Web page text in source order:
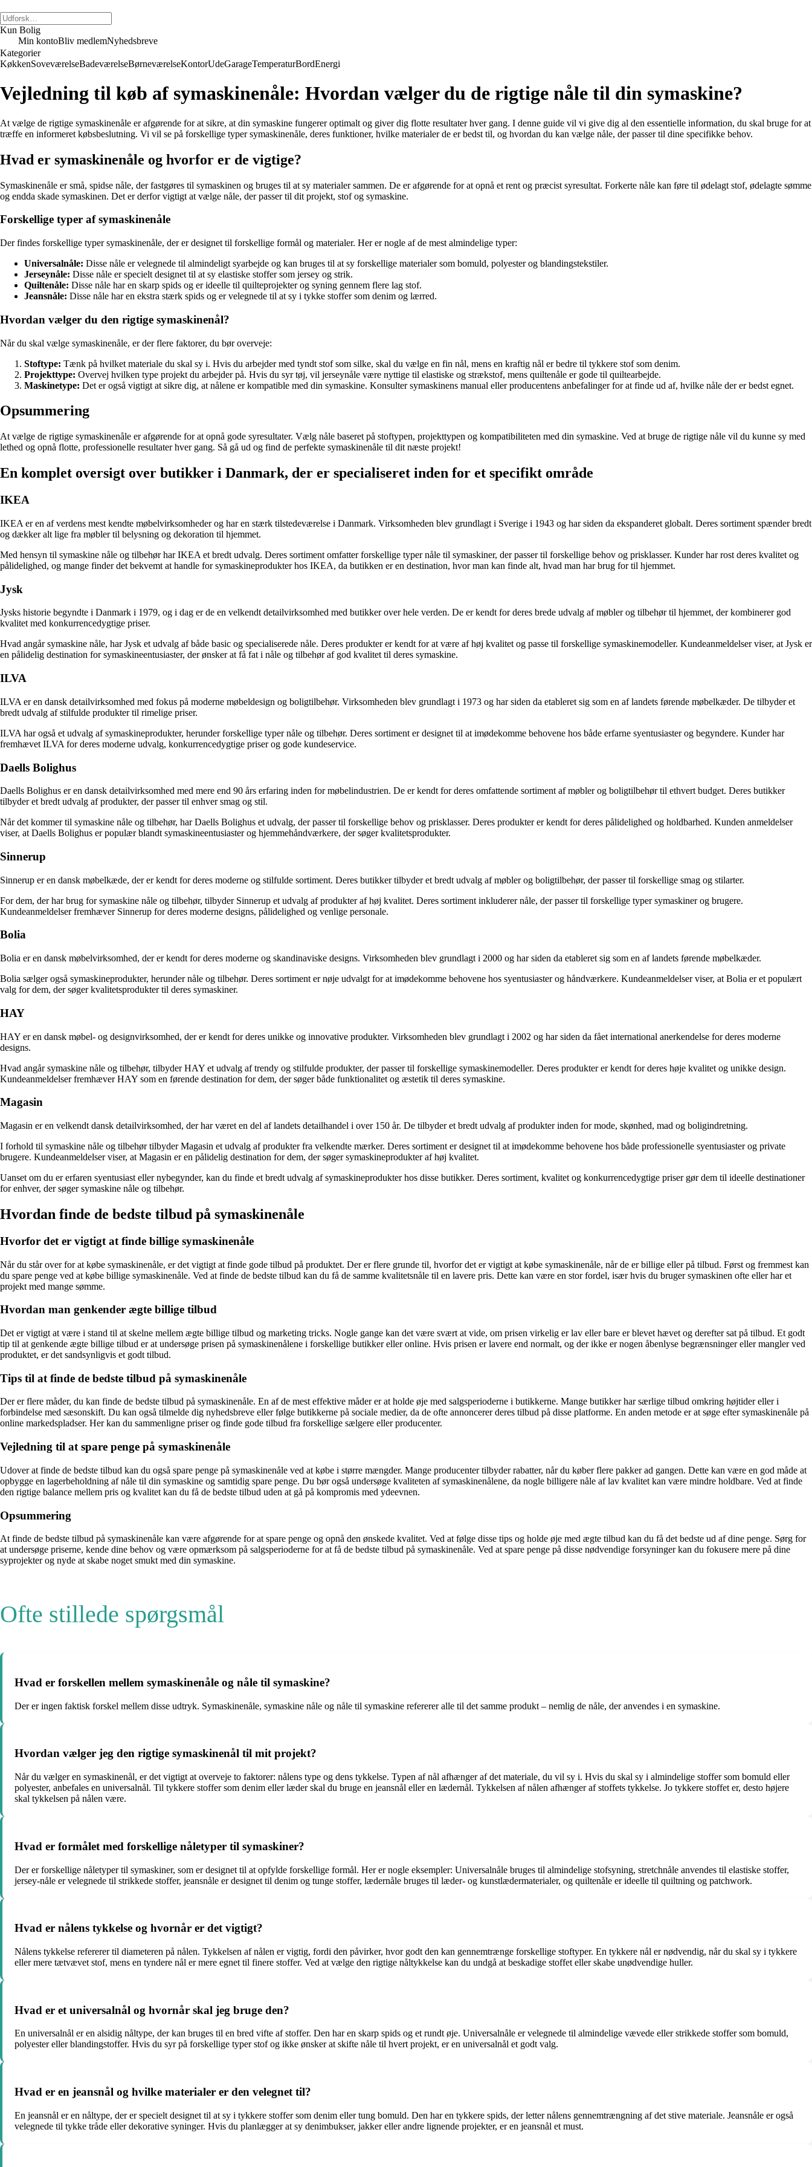
Kun Bolig
Min kontoBliv medlemNyhedsbreve
Kategorier
KøkkenSoveværelseBadeværelseBørneværelseKontorUdeGarageTemperaturBordEnergi
Vejledning til køb af symaskinenåle: Hvordan vælger du de rigtige nåle til din symaskine?
At vælge de rigtige symaskinenåle er afgørende for at sikre, at din symaskine fungerer optimalt og giver dig flotte resultater hver gang. I denne guide vil vi give dig al den essentielle information, du skal bruge for at
træffe en informeret købsbeslutning. Vi vil se på forskellige typer symaskinenåle, deres funktioner, hvilke materialer de er bedst til, og hvordan du kan vælge nåle, der passer til dine specifikke behov.
Hvad er symaskinenåle og hvorfor er de vigtige?
Symaskinenåle er små, spidse nåle, der fastgøres til symaskinen og bruges til at sy materialer sammen. De er afgørende for at opnå et rent og præcist syresultat. Forkerte nåle kan føre til ødelagt stof, ødelagte sømme
og endda skade symaskinen. Det er derfor vigtigt at vælge nåle, der passer til dit projekt, stof og symaskine.
Forskellige typer af symaskinenåle
Der findes forskellige typer symaskinenåle, der er designet til forskellige formål og materialer. Her er nogle af de mest almindelige typer:
Universalnåle: Disse nåle er velegnede til almindeligt syarbejde og kan bruges til at sy forskellige materialer som bomuld, polyester og blandingstekstiler.
Jerseynåle: Disse nåle er specielt designet til at sy elastiske stoffer som jersey og strik.
Quiltenåle: Disse nåle har en skarp spids og er ideelle til quilteprojekter og syning gennem flere lag stof.
Jeansnåle: Disse nåle har en ekstra stærk spids og er velegnede til at sy i tykke stoffer som denim og lærred.
Hvordan vælger du den rigtige symaskinenål?
Når du skal vælge symaskinenåle, er der flere faktorer, du bør overveje:
Stoftype: Tænk på hvilket materiale du skal sy i. Hvis du arbejder med tyndt stof som silke, skal du vælge en fin nål, mens en kraftig nål er bedre til tykkere stof som denim.
Projekttype: Overvej hvilken type projekt du arbejder på. Hvis du syr tøj, vil jerseynåle være nyttige til elastiske og strækstof, mens quiltenåle er gode til quiltearbejde.
Maskinetype: Det er også vigtigt at sikre dig, at nålene er kompatible med din symaskine. Konsulter symaskinens manual eller producentens anbefalinger for at finde ud af, hvilke nåle der er bedst egnet.
Opsummering
At vælge de rigtige symaskinenåle er afgørende for at opnå gode syresultater. Vælg nåle baseret på stoftypen, projekttypen og kompatibiliteten med din symaskine. Ved at bruge de rigtige nåle vil du kunne sy med
lethed og opnå flotte, professionelle resultater hver gang. Så gå ud og find de perfekte symaskinenåle til dit næste projekt!
En komplet oversigt over butikker i Danmark, der er specialiseret inden for et specifikt område
IKEA
IKEA er en af verdens mest kendte møbelvirksomheder og har en stærk tilstedeværelse i Danmark. Virksomheden blev grundlagt i Sverige i 1943 og har siden da ekspanderet globalt. Deres sortiment spænder bredt
og dækker alt lige fra møbler til belysning og dekoration til hjemmet.
Med hensyn til symaskine nåle og tilbehør har IKEA et bredt udvalg. Deres sortiment omfatter forskellige typer nåle til symaskiner, der passer til forskellige behov og prisklasser. Kunder har rost deres kvalitet og
pålidelighed, og mange finder det bekvemt at handle for symaskineprodukter hos IKEA, da butikken er en destination, hvor man kan finde alt, hvad man har brug for til hjemmet.
Jysk
Jysks historie begyndte i Danmark i 1979, og i dag er de en velkendt detailvirksomhed med butikker over hele verden. De er kendt for deres brede udvalg af møbler og tilbehør til hjemmet, der kombinerer god
kvalitet med konkurrencedygtige priser.
Hvad angår symaskine nåle, har Jysk et udvalg af både basic og specialiserede nåle. Deres produkter er kendt for at være af høj kvalitet og passe til forskellige symaskinemodeller. Kundeanmeldelser viser, at Jysk er
en pålidelig destination for symaskineentusiaster, der ønsker at få fat i nåle og tilbehør af god kvalitet til deres symaskine.
ILVA
ILVA er en dansk detailvirksomhed med fokus på moderne møbeldesign og boligtilbehør. Virksomheden blev grundlagt i 1973 og har siden da etableret sig som en af landets førende møbelkæder. De tilbyder et
bredt udvalg af stilfulde produkter til rimelige priser.
ILVA har også et udvalg af symaskineprodukter, herunder forskellige typer nåle og tilbehør. Deres sortiment er designet til at imødekomme behovene hos både erfarne syentusiaster og begyndere. Kunder har
fremhævet ILVA for deres moderne udvalg, konkurrencedygtige priser og gode kundeservice.
Daells Bolighus
Daells Bolighus er en dansk detailvirksomhed med mere end 90 års erfaring inden for møbelindustrien. De er kendt for deres omfattende sortiment af møbler og boligtilbehør til ethvert budget. Deres butikker
tilbyder et bredt udvalg af produkter, der passer til enhver smag og stil.
Når det kommer til symaskine nåle og tilbehør, har Daells Bolighus et udvalg, der passer til forskellige behov og prisklasser. Deres produkter er kendt for deres pålidelighed og holdbarhed. Kunden anmeldelser
viser, at Daells Bolighus er populær blandt symaskineentusiaster og hjemmehåndværkere, der søger kvalitetsprodukter.
Sinnerup
Sinnerup er en dansk møbelkæde, der er kendt for deres moderne og stilfulde sortiment. Deres butikker tilbyder et bredt udvalg af møbler og boligtilbehør, der passer til forskellige smag og stilarter.
For dem, der har brug for symaskine nåle og tilbehør, tilbyder Sinnerup et udvalg af produkter af høj kvalitet. Deres sortiment inkluderer nåle, der passer til forskellige typer symaskiner og brugere.
Kundeanmeldelser fremhæver Sinnerup for deres moderne designs, pålidelighed og venlige personale.
Bolia
Bolia er en dansk møbelvirksomhed, der er kendt for deres moderne og skandinaviske designs. Virksomheden blev grundlagt i 2000 og har siden da etableret sig som en af landets førende møbelkæder.
Bolia sælger også symaskineprodukter, herunder nåle og tilbehør. Deres sortiment er nøje udvalgt for at imødekomme behovene hos syentusiaster og håndværkere. Kundeanmeldelser viser, at Bolia er et populært
valg for dem, der søger kvalitetsprodukter til deres symaskiner.
HAY
HAY er en dansk møbel- og designvirksomhed, der er kendt for deres unikke og innovative produkter. Virksomheden blev grundlagt i 2002 og har siden da fået international anerkendelse for deres moderne
designs.
Hvad angår symaskine nåle og tilbehør, tilbyder HAY et udvalg af trendy og stilfulde produkter, der passer til forskellige symaskinemodeller. Deres produkter er kendt for deres høje kvalitet og unikke design.
Kundeanmeldelser fremhæver HAY som en førende destination for dem, der søger både funktionalitet og æstetik til deres symaskine.
Magasin
Magasin er en velkendt dansk detailvirksomhed, der har været en del af landets detailhandel i over 150 år. De tilbyder et bredt udvalg af produkter inden for mode, skønhed, mad og boligindretning.
I forhold til symaskine nåle og tilbehør tilbyder Magasin et udvalg af produkter fra velkendte mærker. Deres sortiment er designet til at imødekomme behovene hos både professionelle syentusiaster og private
brugere. Kundeanmeldelser viser, at Magasin er en pålidelig destination for dem, der søger symaskineprodukter af høj kvalitet.
Uanset om du er erfaren syentusiast eller nybegynder, kan du finde et bredt udvalg af symaskineprodukter hos disse butikker. Deres sortiment, kvalitet og konkurrencedygtige priser gør dem til ideelle destinationer
for enhver, der søger symaskine nåle og tilbehør.
Hvordan finde de bedste tilbud på symaskinenåle
Hvorfor det er vigtigt at finde billige symaskinenåle
Når du står over for at købe symaskinenåle, er det vigtigt at finde gode tilbud på produktet. Der er flere grunde til, hvorfor det er vigtigt at købe symaskinenåle, når de er billige eller på tilbud. Først og fremmest kan
du spare penge ved at købe billige symaskinenåle. Ved at finde de bedste tilbud kan du få de samme kvalitetsnåle til en lavere pris. Dette kan være en stor fordel, især hvis du bruger symaskinen ofte eller har et
projekt med mange sømme.
Hvordan man genkender ægte billige tilbud
Det er vigtigt at være i stand til at skelne mellem ægte billige tilbud og marketing tricks. Nogle gange kan det være svært at vide, om prisen virkelig er lav eller bare er blevet hævet og derefter sat på tilbud. Et godt
tip til at genkende ægte billige tilbud er at undersøge prisen på symaskinenålene i forskellige butikker eller online. Hvis prisen er lavere end normalt, og der ikke er nogen åbenlyse begrænsninger eller mangler ved
produktet, er det sandsynligvis et godt tilbud.
Tips til at finde de bedste tilbud på symaskinenåle
Der er flere måder, du kan finde de bedste tilbud på symaskinenåle. En af de mest effektive måder er at holde øje med salgsperioderne i butikkerne. Mange butikker har særlige tilbud omkring højtider eller i
forbindelse med sæsonskift. Du kan også tilmelde dig nyhedsbreve eller følge butikkerne på sociale medier, da de ofte annoncerer deres tilbud på disse platforme. En anden metode er at søge efter symaskinenåle på
online markedspladser. Her kan du sammenligne priser og finde gode tilbud fra forskellige sælgere eller producenter.
Vejledning til at spare penge på symaskinenåle
Udover at finde de bedste tilbud kan du også spare penge på symaskinenåle ved at købe i større mængder. Mange producenter tilbyder rabatter, når du køber flere pakker ad gangen. Dette kan være en god måde at
opbygge en lagerbeholdning af nåle til din symaskine og samtidig spare penge. Du bør også undersøge kvaliteten af symaskinenålene, da nogle billigere nåle af lav kvalitet kan være mindre holdbare. Ved at finde
den rigtige balance mellem pris og kvalitet kan du få de bedste tilbud uden at gå på kompromis med ydeevnen.
Opsummering
At finde de bedste tilbud på symaskinenåle kan være afgørende for at spare penge og opnå den ønskede kvalitet. Ved at følge disse tips og holde øje med ægte tilbud kan du få det bedste ud af dine penge. Sørg for
at undersøge priserne, kende dine behov og være opmærksom på salgsperioderne for at få de bedste tilbud på symaskinenåle. Ved at spare penge på disse nødvendige forsyninger kan du fokusere mere på dine
syprojekter og nyde at skabe noget smukt med din symaskine.
Ofte stillede spørgsmål
Hvad er forskellen mellem symaskinenåle og nåle til symaskine?
Der er ingen faktisk forskel mellem disse udtryk. Symaskinenåle, symaskine nåle og nåle til symaskine refererer alle til det samme produkt – nemlig de nåle, der anvendes i en symaskine.
Hvordan vælger jeg den rigtige symaskinenål til mit projekt?
Når du vælger en symaskinenål, er det vigtigt at overveje to faktorer: nålens type og dens tykkelse. Typen af nål afhænger af det materiale, du vil sy i. Hvis du skal sy i almindelige stoffer som bomuld eller
polyester, anbefales en universalnål. Til tykkere stoffer som denim eller læder skal du bruge en jeansnål eller en lædernål. Tykkelsen af nålen afhænger af stoffets tykkelse. Jo tykkere stoffet er, desto højere
skal tykkelsen på nålen være.
Hvad er formålet med forskellige nåletyper til symaskiner?
Der er forskellige nåletyper til symaskiner, som er designet til at opfylde forskellige formål. Her er nogle eksempler: Universalnåle bruges til almindelige stofsyning, stretchnåle anvendes til elastiske stoffer,
jersey-nåle er velegnede til strikkede stoffer, jeansnåle er designet til denim og tunge stoffer, lædernåle bruges til læder- og kunstlædermaterialer, og quiltenåle er ideelle til quiltning og patchwork.
Hvad er nålens tykkelse og hvornår er det vigtigt?
Nålens tykkelse refererer til diameteren på nålen. Tykkelsen af nålen er vigtig, fordi den påvirker, hvor godt den kan gennemtrænge forskellige stoftyper. En tykkere nål er nødvendig, når du skal sy i tykkere
eller mere tætvævet stof, mens en tyndere nål er mere egnet til finere stoffer. Ved at vælge den rigtige nåltykkelse kan du undgå at beskadige stoffet eller skabe unødvendige huller.
Hvad er et universalnål og hvornår skal jeg bruge den?
En universalnål er en alsidig nåltype, der kan bruges til en bred vifte af stoffer. Den har en skarp spids og et rundt øje. Universalnåle er velegnede til almindelige vævede eller strikkede stoffer som bomuld,
polyester eller blandingstoffer. Hvis du syr på forskellige typer stof og ikke ønsker at skifte nåle til hvert projekt, er en universalnål et godt valg.
Hvad er en jeansnål og hvilke materialer er den velegnet til?
En jeansnål er en nåltype, der er specielt designet til at sy i tykkere stoffer som denim eller tung bomuld. Den har en tykkere spids, der letter nålens gennemtrængning af det stive materiale. Jeansnåle er også
velegnede til tykke tråde eller dekorative syninger. Hvis du planlægger at sy denimbukser, jakker eller andre lignende projekter, er en jeansnål et must.